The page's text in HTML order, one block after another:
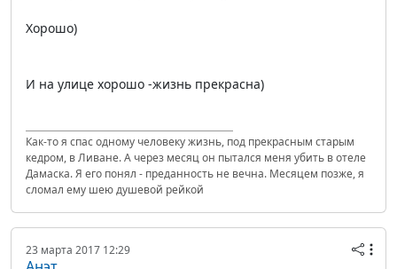
Хорошо)
И на улице хорошо -жизнь прекрасна)
Как-то я спас одному человеку жизнь, под прекрасным старым
кедром, в Ливане. А через месяц он пытался меня убить в отеле
Дамаска. Я его понял - преданность не вечна. Месяцем позже, я
сломал ему шею душевой рейкой
23 марта 2017 12:29